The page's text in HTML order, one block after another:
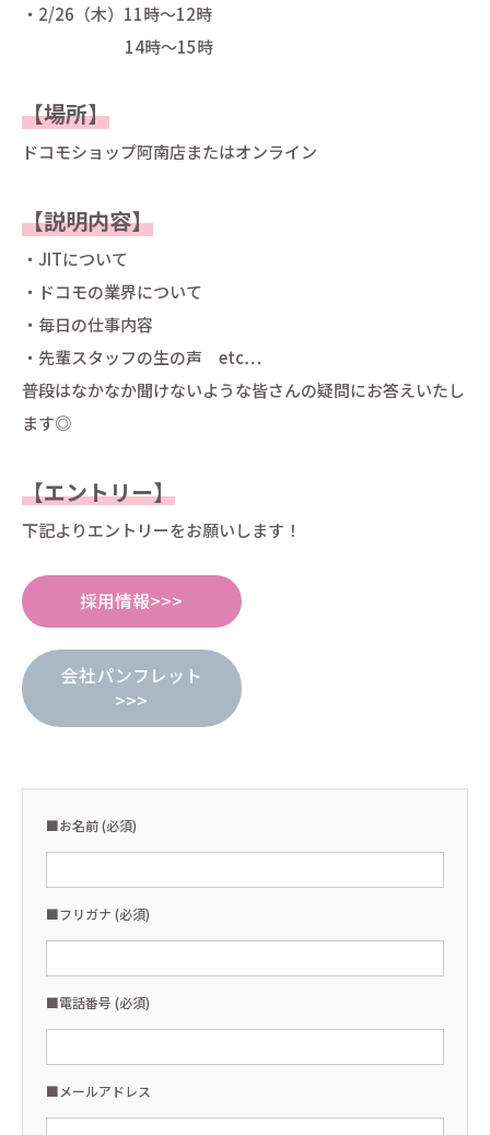
・2/26（木）11時～12時
14時～15時
【場所】
ドコモショップ阿南店またはオンライン
【説明内容】
・JITについて
・ドコモの業界について
・毎日の仕事内容
・先輩スタッフの生の声 etc…
普段はなかなか聞けないような皆さんの疑問にお答えいたし
ます◎
【エントリー】
下記よりエントリーをお願いします！
採用情報>>>
会社パンフレット
>>>
■お名前 (必須)
■フリガナ (必須)
■電話番号 (必須)
■メールアドレス